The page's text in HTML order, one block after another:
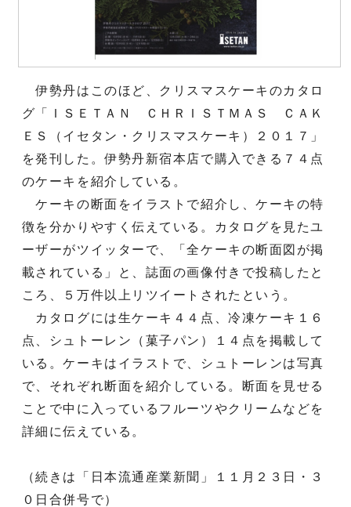
伊勢丹はこのほど、クリスマスケーキのカタロ
グ「ＩＳＥＴＡＮ ＣＨＲＩＳＴＭＡＳ ＣＡＫ
ＥＳ（イセタン・クリスマスケーキ）２０１７」
を発刊した。伊勢丹新宿本店で購入できる７４点
のケーキを紹介している。
ケーキの断面をイラストで紹介し、ケーキの特
徴を分かりやすく伝えている。カタログを見たユ
ーザーがツイッターで、「全ケーキの断面図が掲
載されている」と、誌面の画像付きで投稿したと
ころ、５万件以上リツイートされたという。
カタログには生ケーキ４４点、冷凍ケーキ１６
点、シュトーレン（菓子パン）１４点を掲載して
いる。ケーキはイラストで、シュトーレンは写真
で、それぞれ断面を紹介している。断面を見せる
ことで中に入っているフルーツやクリームなどを
詳細に伝えている。
（続きは「日本流通産業新聞」１１月２３日・３
０日合併号で）